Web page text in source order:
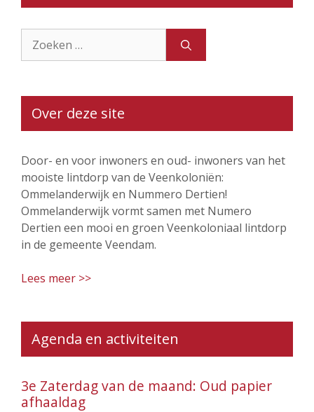
naar:
Over deze site
Door- en voor inwoners en oud- inwoners van het
mooiste lintdorp van de Veenkoloniën:
Ommelanderwijk en Nummero Dertien!
Ommelanderwijk vormt samen met Numero
Dertien een mooi en groen Veenkoloniaal lintdorp
in de gemeente Veendam.
Lees meer >>
Agenda en activiteiten
3e Zaterdag van de maand: Oud papier
afhaaldag